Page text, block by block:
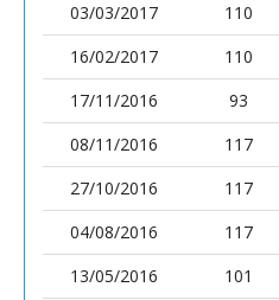
03/03/2017
110
16/02/2017
110
17/11/2016
93
08/11/2016
117
27/10/2016
117
04/08/2016
117
13/05/2016
101